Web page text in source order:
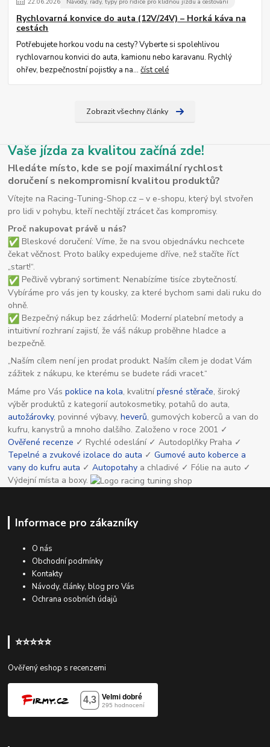
Rychlovarná konvice do auta (12V/24V) – Horká káva na
cestách
Potřebujete horkou vodu na cesty? Vyberte si spolehlivou
rychlovarnou konvici do auta, kamionu nebo karavanu. Rychlý
ohřev, bezpečnostní pojistky a na...číst celé
Zobrazit všechny články
Vaše jízda za kvalitou začíná zde!
Hledáte místo, kde se pojí maximální rychlost
doručení s nekompromisní kvalitou produktů?
Vítejte na Racing-Tuning-Shop.cz – v e-shopu, který byl stvořen
pro lidi v pohybu, kteří nechtějí ztrácet čas kompromisy.
Proč nakupovat právě u nás?
Bleskové doručení: Víme, že na svou objednávku nechcete
čekat věčnost. Proto balíky expedujeme dříve, než stačíte říct
„start!“.
Pečlivě vybraný sortiment: Nenabízíme tisíce zbytečností.
Vybíráme pro vás jen ty kousky, za které bychom sami dali ruku do
ohně.
Bezpečný nákup bez zádrhelů: Moderní platební metody a
intuitivní rozhraní zajistí, že váš nákup proběhne hladce a
bezpečně.
„Naším cílem není jen prodat produkt. Naším cílem je dodat Vám
zážitek z nákupu, ke kterému se budete rádi vracet.“
Máme pro Váspoklice na kola, kvalitnípřesné stěrače, široký
výběr produktů z kategorií autokosmetiky, potahů do auta,
autožárovky, povinné výbavy,heverů, gumových koberců a van do
kufru, kanystrů a mnoho dalšího. Založeno v roce 2001 ✓
Ověřené recenze ✓ Rychlé odeslání ✓ Autodoplňky Praha ✓
Tepelné a zvukové izolace do auta ✓Gumové auto koberce a
vany do kufru auta ✓Autopotahy a chladivé ✓ Fólie na auto ✓
Výdejní místa a boxy.
Informace pro zákazníky
O nás
Obchodní podmínky
Kontakty
Návody, články, blog pro Vás
Ochrana osobních údajů
⭐⭐⭐⭐⭐
Ověřený eshop s recenzemi